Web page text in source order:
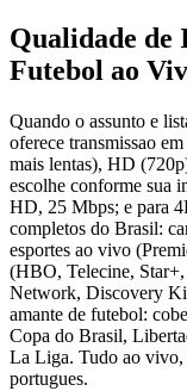
Qualidade de
Futebol ao
Quando o assunto e
oferece transmissao
mais lentas), HD
escolhe conforme sua
HD, 25 Mbps; e para
completos do Brasil:
esportes ao vivo
(HBO, Telecine,
Network, Discovery
amante de futebol:
Copa do Brasil,
La Liga. Tudo ao vivo,
portugues.